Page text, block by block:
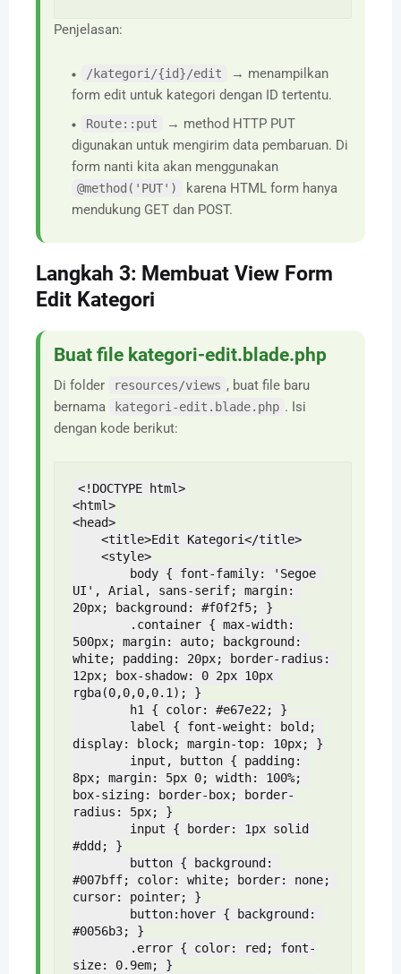
Penjelasan:
/kategori/{id}/edit
→ menampilkan
form edit untuk kategori dengan ID tertentu.
Route::put
→ method HTTP PUT
digunakan untuk mengirim data pembaruan. Di
form nanti kita akan menggunakan
@method('PUT')
karena HTML form hanya
mendukung GET dan POST.
Langkah 3: Membuat View Form
Edit Kategori
Buat file kategori-edit.blade.php
Di folder resources/views , buat file baru
bernama
kategori-edit.blade.php . Isi
dengan kode berikut:
<!DOCTYPE html>
<html>
<head>
UI', Arial, sans-serif; margin:
20px; background: #f0f2f5; }
500px; margin: auto; background:
white; padding: 20px; border-radius:
12px; box-shadow: 0 2px 10px
rgba(0,0,0,0.1); }
display: block; margin-top: 10px; }
8px; margin: 5px 0; width: 100%;
box-sizing: border-box; border-
radius: 5px; }
#ddd; }
#007bff; color: white; border: none;
cursor: pointer; }
#0056b3; }
size: 0.9em; }